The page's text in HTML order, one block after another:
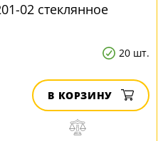
02 стеклянное
20 шт.
В КОРЗИНУ